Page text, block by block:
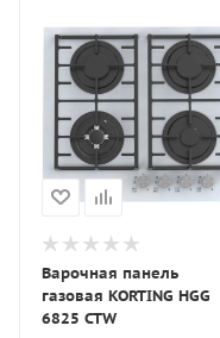
Варочная панель
газовая KORTING HGG
6825 CTW